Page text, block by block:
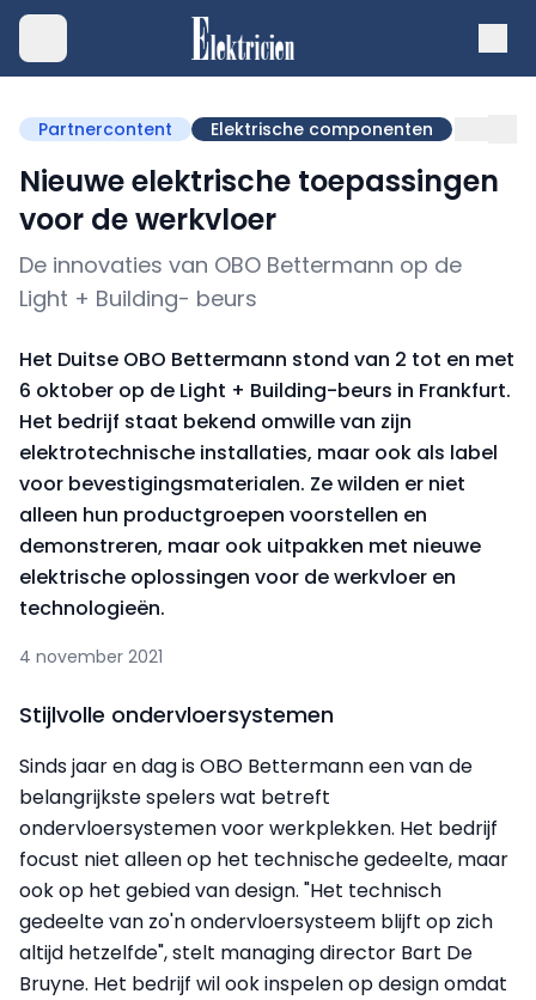
Partnercontent Elektrische componenten
Nieuwe elektrische toepassingen
voor de werkvloer
De innovaties van OBO Bettermann op de
Light + Building- beurs
Het Duitse OBO Bettermann stond van 2 tot en met
6 oktober op de Light + Building-beurs in Frankfurt.
Het bedrijf staat bekend omwille van zijn
elektrotechnische installaties, maar ook als label
voor bevestigingsmaterialen. Ze wilden er niet
alleen hun productgroepen voorstellen en
demonstreren, maar ook uitpakken met nieuwe
elektrische oplossingen voor de werkvloer en
technologieën.
4 november 2021
Stijlvolle ondervloersystemen
Sinds jaar en dag is OBO Bettermann een van de
belangrijkste spelers wat betreft
ondervloersystemen voor werkplekken. Het bedrijf
focust niet alleen op het technische gedeelte, maar
ook op het gebied van design. "Het technisch
gedeelte van zo'n ondervloersysteem blijft op zich
altijd hetzelfde", stelt managing director Bart De
Bruyne. Het bedrijf wil ook inspelen op design omdat